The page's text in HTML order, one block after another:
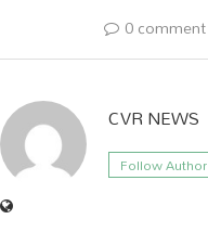
0 comment
CVR NEWS
Follow Author